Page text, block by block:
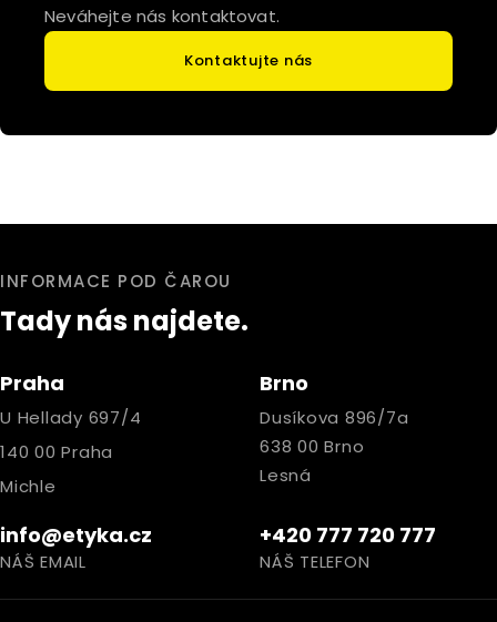
Neváhejte nás kontaktovat.
Kontaktujte nás
INFORMACE POD ČAROU
Tady nás najdete.
Praha
U Hellady 697/4
140 00 Praha
Michle
Brno
Dusíkova 896/7a
638 00 Brno
Lesná
info@etyka.cz
NÁŠ EMAIL
+420 777 720 777
NÁŠ TELEFON